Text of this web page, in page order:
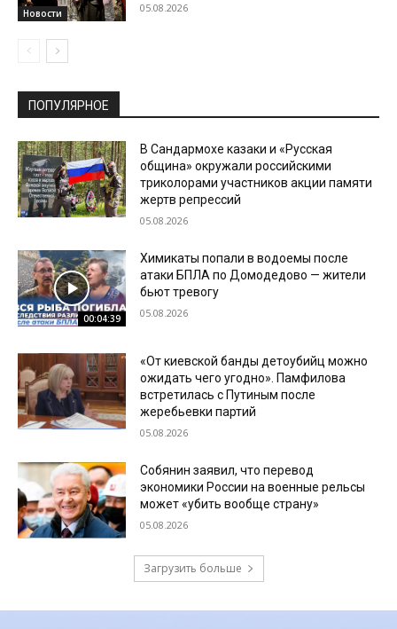
Новости 05.08.2026
ПОПУЛЯРНОЕ
В Сандармохе казаки и «Русская
община» окружали российскими
триколорами участников акции памяти
жертв репрессий
05.08.2026
00:04:39
Химикаты попали в водоемы после
атаки БПЛА по Домодедово — жители
бьют тревогу
05.08.2026
«От киевской банды детоубийц можно
ожидать чего угодно». Памфилова
встретилась с Путиным после
жеребьевки партий
05.08.2026
Собянин заявил, что перевод
экономики России на военные рельсы
может «убить вообще страну»
05.08.2026
Загрузить больше